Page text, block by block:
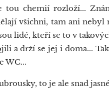
tou chemií rozloží...
všichni, tam ani nebyl
lidé, kteří se to v
a drží se jej i doma...
WC...
to je ale snad